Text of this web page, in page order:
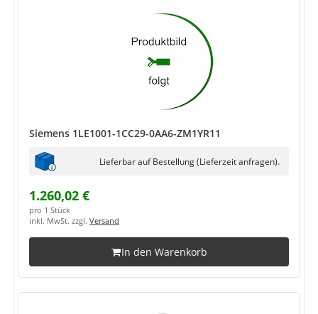
Siemens 1LE1001-1CC29-0AA6-ZM1YR11
Lieferbar auf Bestellung (Lieferzeit anfragen).
1.260,02 €
pro 1 Stück
inkl. MwSt. zzgl. Versand
In den Warenkorb